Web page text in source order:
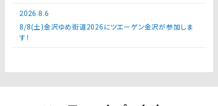
2026.8.6
8/8(土)金沢ゆめ街道2026にツエーゲン金沢が参加しま
す！